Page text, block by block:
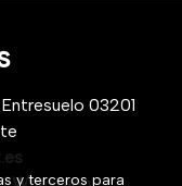
03201
y terceros para